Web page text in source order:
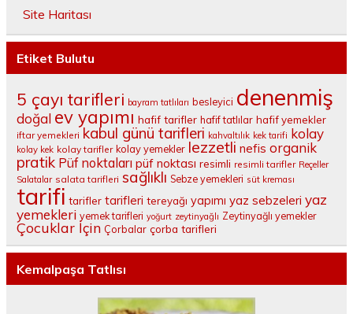
Site Haritası
Etiket Bulutu
5 çayı tarifleri bayram tatlıları besleyici denenmiş
doğal ev yapımı hafif tarifler hafif tatlılar hafif yemekler
iftar yemekleri kabul günü tarifleri kahvaltılık kek tarifi kolay
kolay kek kolay tarifler kolay yemekler lezzetli nefis organik
pratik Püf noktaları püf noktası resimli resimli tarifler Reçeller
Salatalar salata tarifleri sağlıklı Sebze yemekleri süt kreması
tarifi tarifler tarifleri tereyağı yapımı yaz sebzeleri yaz
yemekleri yemek tarifleri yoğurt zeytinyağlı Zeytinyağlı yemekler
Çocuklar İçin Çorbalar çorba tarifleri
Kemalpaşa Tatlısı